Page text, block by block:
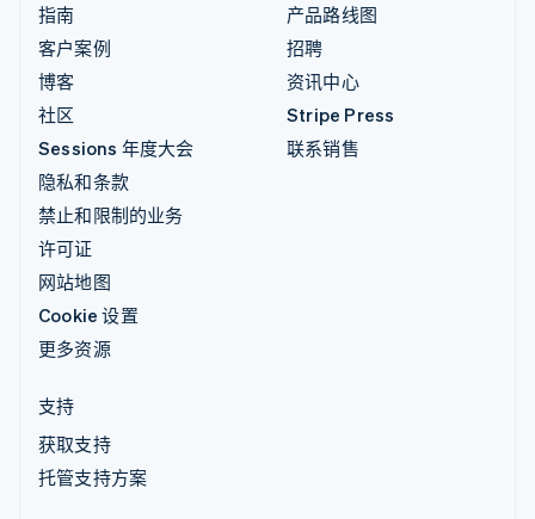
指南
客户案例
博客
社区
Sessions 年度大会
隐私和条款
禁止和限制的业务
许可证
网站地图
Cookie 设置
更多资源
产品路线图
招聘
资讯中心
Stripe Press
联系销售
支持
获取支持
托管支持方案